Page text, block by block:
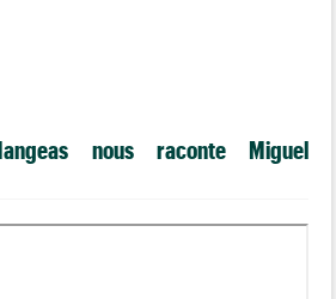
nous raconte Miguel